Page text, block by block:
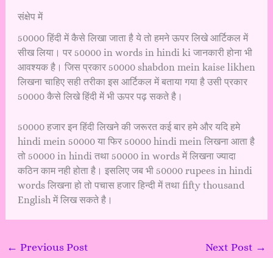
संक्षेप में
50000 हिंदी में कैसे लिखा जाता है ये तो हमने ऊपर लिखे आर्टिकल में
सीख लिया। पर 50000 in words in hindi ki जानकारी होना भी
आवश्यक है। जिस प्रकार 50000 shabdon mein kaise likhen
लिखना चाहिए सही तरीका इस आर्टिकल में बताया गया है उसी प्रकार
50000 कैसे लिखे हिंदी में भी ऊपर पढ़ सकते है।
50000 हजार इन हिंदी लिखने की जरूरत कई बार हमे और यदि हमे
hindi mein 50000 या फिर 50000 hindi mein लिखना आता है
तो 50000 in hindi तथा 50000 in words में लिखना ज्यादा
कठिन काम नही होता है। इसलिए जब भी 50000 rupees in hindi
words लिखना हो तो पचास हजार हिन्दी में तथा fifty thousand
English में लिख सकते है।
← Previous Post Next Post →